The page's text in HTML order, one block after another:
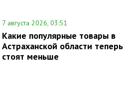
7 августа 2026, 03:51
Какие популярные товары в
Астраханской области теперь
стоят меньше